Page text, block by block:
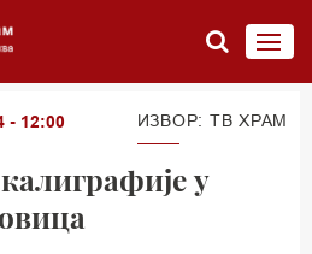
- 12:00 ИЗВОР: ТВ ХРАМ
у